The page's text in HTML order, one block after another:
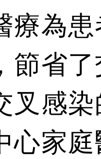
為患
節省
叉感
心家